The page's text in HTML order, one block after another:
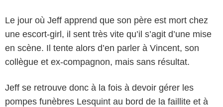
Le jour où Jeff apprend que son père est mort chez
une escort-girl, il sent très vite qu’il s’agit d’une mise
en scène. Il tente alors d’en parler à Vincent, son
collègue et ex-compagnon, mais sans résultat.
Jeff se retrouve donc à la fois à devoir gérer les
pompes funèbres Lesquint au bord de la faillite et à